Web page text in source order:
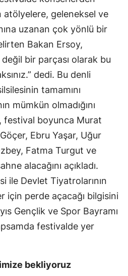
geleneksel ve
uzanan çok yönlü bir
Bakan Ersoy,
bir parçası olarak bu
dedi. Bu denli
tamamını
mümkün olmadığını
festival boyunca Murat
Ebru Yaşar, Uğur
Fatma Turgut ve
alacağını açıkladı.
ile Devlet Tiyatrolarının
için perde açacağı bilgisini
Gençlik ve Spor Bayramı
festivalde yer
bekliyoruz